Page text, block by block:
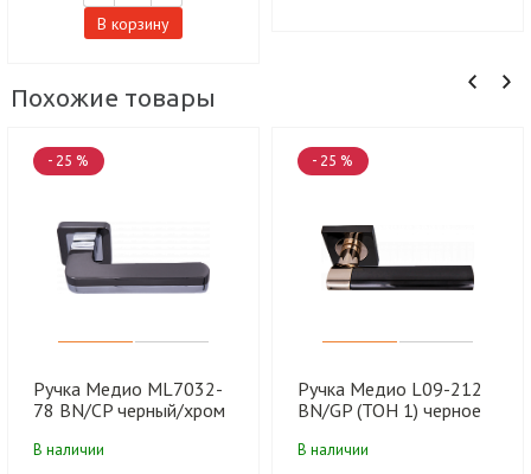
В корзину
Похожие товары
- 25 %
Ручка Медио ML7032-
78 BN/CP черный/хром
В наличии
- 25 %
Ручка Медио L09-212
BN/GP (ТОН 1) черное
В наличии